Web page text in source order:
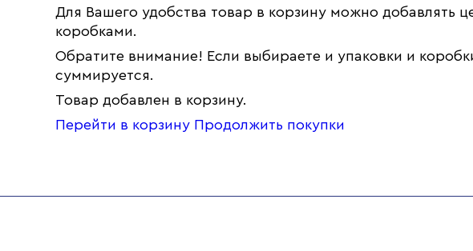
Для Вашего удобства товар в корзину можно добавлять
коробками.
Обратите внимание! Если выбираете и упаковки и
суммируется.
Товар добавлен в корзину.
Перейти в корзину Продолжить покупки